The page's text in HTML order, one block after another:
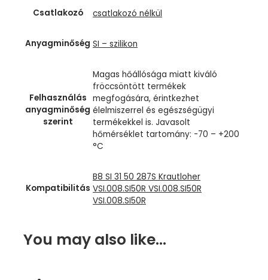
quantity
Csatlakozó csatlakozó nélkül
Anyagminőség SI – szilikon
Felhasználás
anyagminőség
szerint
Magas hőállósága miatt kiváló
fröccsöntött termékek
megfogására, érintkezhet
élelmiszerrel és egészségügyi
termékekkel is. Javasolt
hőmérséklet tartomány: -70 – +200
°C
Kompatibilitás
B8 SI 31 50 287S Krautloher
VSI.008.SI50R VSI.008.SI50R
VSI.008.SI50R
You may also like…